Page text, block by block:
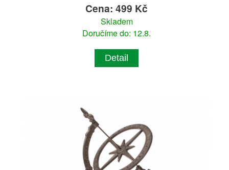
Cena: 499 Kč
Skladem
Doručíme do: 12.8.
Detail